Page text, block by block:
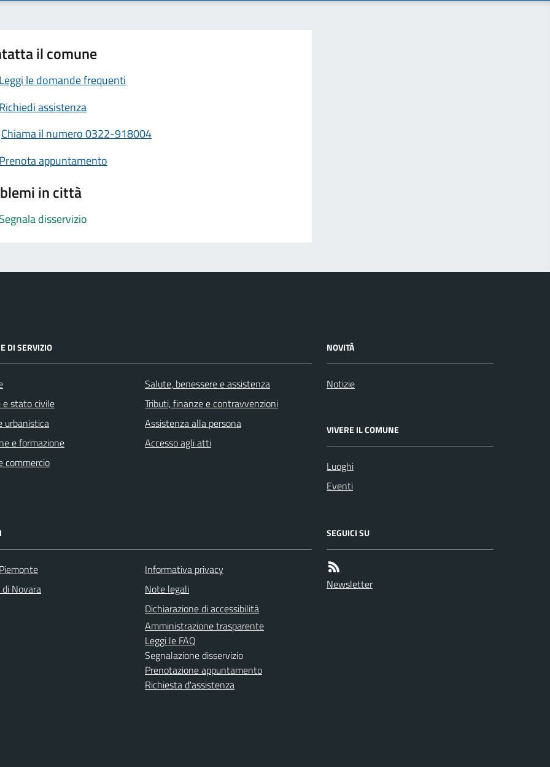
il comune
Leggi le domande frequenti
Richiedi assistenza
Chiama il numero 0322-918004
Prenota appuntamento
in città
Segnala disservizio
DI SERVIZIO
e stato civile
urbanistica
e formazione
commercio
Salute, benessere e assistenza
Tributi, finanze e contravvenzioni
Assistenza alla persona
Accesso agli atti
NOVITÀ
Notizie
VIVERE IL COMUNE
Luoghi
Eventi
Novara
Informativa privacy
Note legali
Dichiarazione di accessibilità
Amministrazione trasparente
Leggi le FAQ
Segnalazione disservizio
Prenotazione appuntamento
Richiesta d'assistenza
SEGUICI SU
Newsletter